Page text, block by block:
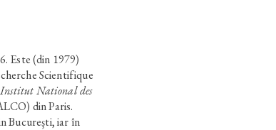
Este (din 1979)
Scientifique
Institut National des
din Paris.
Bucureşti, iar în